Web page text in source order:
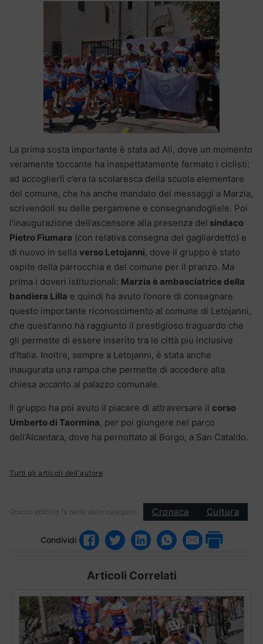
La prima sosta importante è stata ad Alì, dove un momento
veramente toccante ha inaspettatamente fermato i ciclisti:
ad accoglierli c’era la scolaresca della scuola elementare
del comune, che ha anche mandato dei messaggi a Marzia,
scrivendoli su delle pergamene e consegnandogliele. Poi
l’inaugurazione dell’ascensore alla presenza del sindaco
Pietro Fiumara (con relativa consegna del gagliardetto) e
di nuovo in sella verso Letojanni, dove il gruppo è stato
ospite della parrocchia e del comune per il pranzo. Ma
prima i doveri istituzionali: Marzia è ambasciatrice della
bandiera Lilla e quindi ha avuto l’onore di consegnare
questo importante riconoscimento al comune di Letojanni,
che quest’anno ha raggiunto il prestigioso traguardo che
gli permette di essere inserito tra le città più inclusive
d’Italia. Inoltre, sempre a Letojanni, è stata anche
inaugurata una rampa che permette di accedere alla
chiesa accanto al palazzo comunale.
Il gruppo ha poi avuto il piacere di attraversare il corso
Umberto di Taormina, per poi giungere nel parco
dell’Alcantara, dove ha pernottato al Borgo, a San Cataldo.
Tutti gli articoli dell'autore
Questo articolo fa parte delle categorie: Cronaca Cultura
Condividi
Articoli Correlati